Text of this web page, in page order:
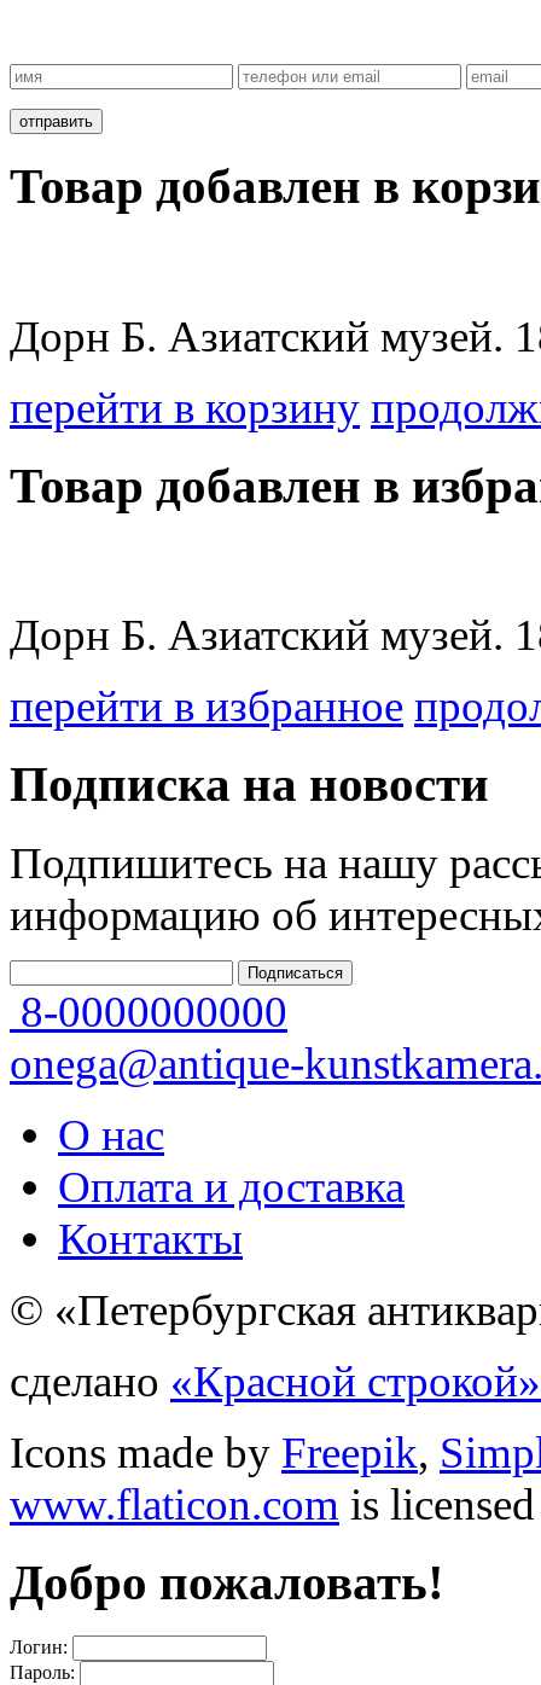
Товар добавлен в
Дорн Б. Азиатский музей.
перейти в корзину
Товар добавлен в
Дорн Б. Азиатский музей.
перейти в избранное
Подписка на новости
Подпишитесь на нашу
информацию об
8-0000000000
onega@antique-
О нас
Оплата и доставка
Контакты
© «Петербургская
сделано «Красной строкой»
Icons made by Freepik,
www.flaticon.com is
Добро пожаловать!
Логин:
Пароль: